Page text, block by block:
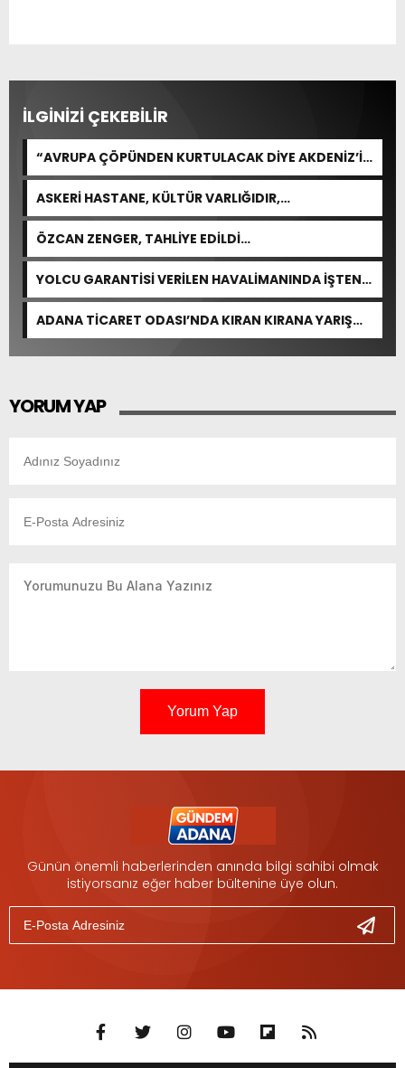
İLGİNİZİ ÇEKEBİLİR
“AVRUPA ÇÖPÜNDEN KURTULACAK DİYE AKDENİZ’İ
FEDA EDEMEZSİNİZ!”
ASKERİ HASTANE, KÜLTÜR VARLIĞIDIR,
ÖZELLEŞTİRİLEMEZ!
ÖZCAN ZENGER, TAHLİYE EDİLDİ…
YOLCU GARANTİSİ VERİLEN HAVALİMANINDA İŞTEN
ÇIKARMA VAR
ADANA TİCARET ODASI’NDA KIRAN KIRANA YARIŞ
BEKLENİYOR
YORUM YAP
Yorum Yap
Günün önemli haberlerinden anında bilgi sahibi olmak
istiyorsanız eğer haber bültenine üye olun.